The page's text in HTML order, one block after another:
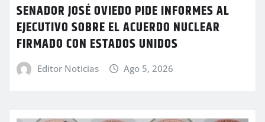
SENADOR JOSÉ OVIEDO PIDE INFORMES AL
EJECUTIVO SOBRE EL ACUERDO NUCLEAR
FIRMADO CON ESTADOS UNIDOS
Editor Noticias Ago 5, 2026